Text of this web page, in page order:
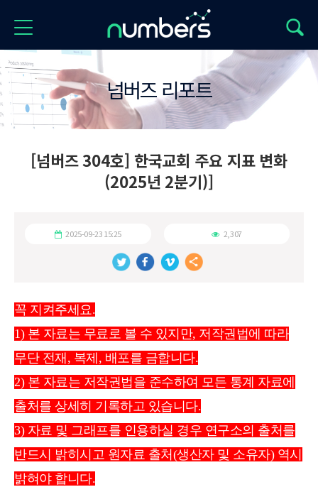
넘버즈 리포트
[넘버즈 304호] 한국교회 주요 지표 변화
(2025년 2분기)]
2025-09-23 15:25 2,307
꼭 지켜주세요.
1) 본 자료는 무료로 볼 수 있지만, 저작권법에 따라
무단 전재, 복제, 배포를 금합니다.
2) 본 자료는 저작권법을 준수하여 모든 통계 자료에
출처를 상세히 기록하고 있습니다.
3) 자료 및 그래프를 인용하실 경우 연구소의 출처를
반드시 밝히시고 원자료 출처(생산자 및 소유자) 역시
밝혀야 합니다.